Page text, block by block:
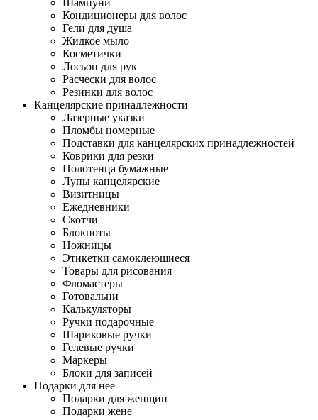
Шампуни
Кондиционеры для волос
Гели для душа
Жидкое мыло
Косметички
Лосьон для рук
Расчески для волос
Резинки для волос
Канцелярские принадлежности
Лазерные указки
Пломбы номерные
Подставки для канцелярских принадлежностей
Коврики для резки
Полотенца бумажные
Лупы канцелярские
Визитницы
Ежедневники
Скотчи
Блокноты
Ножницы
Этикетки самоклеющиеся
Товары для рисования
Фломастеры
Готовальни
Калькуляторы
Ручки подарочные
Шариковые ручки
Гелевые ручки
Маркеры
Блоки для записей
Подарки для нее
Подарки для женщин
Подарки жене